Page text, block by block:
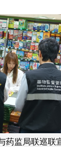
药监局联巡联